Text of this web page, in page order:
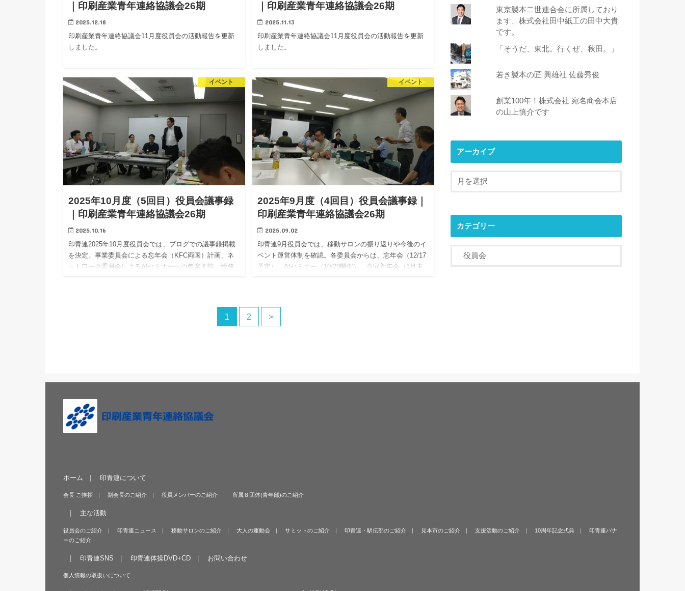
｜印刷産業青年連絡協議会26期
2025.12.18
印刷産業青年連絡協議会11月度役員会の活動報告を更新
しました。
｜印刷産業青年連絡協議会26期
2025.11.13
印刷産業青年連絡協議会11月度役員会の活動報告を更新
しました。
イベント
2025年10月度（5回目）役員会議事録
｜印刷産業青年連絡協議会26期
2025.10.16
印青連2025年10月度役員会では、ブログでの議事録掲載
を決定。事業委員会による忘年会（KFC両国）計画、ネ
ットワーク委員会によるAIセミナーへの集客要請、総務
イベント
2025年9月度（4回目）役員会議事録｜
印刷産業青年連絡協議会26期
2025.09.02
印青連9月役員会では、移動サロンの振り返りや今後のイ
ベント運営体制を確認。各委員会からは、忘年会（12/17
予定）、AIセミナー（10/29開催）、合同新年会（1月末
1 2 >
東京製本二世連合会に所属しており
ます、株式会社田中紙工の田中大貴
です。
「そうだ、東北。行くぜ、秋田。」
若き製本の匠 興雄社 佐藤秀俊
創業100年！株式会社 宛名商会本店
の山上慎介です
アーカイブ
カテゴリー
ホーム 印青連について
会長 ご挨拶 副会長のご紹介 役員メンバーのご紹介 所属８団体(青年部)のご紹介
主な活動
役員会のご紹介 印青連ニュース 移動サロンのご紹介 大人の運動会 サミットのご紹介 印青連・駅伝部のご紹介 見本市のご紹介 支援活動のご紹介 10周年記念式典
印青連バナ
ーのご紹介
印青連SNS 印青連体操DVD+CD お問い合わせ
個人情報の取扱いについて